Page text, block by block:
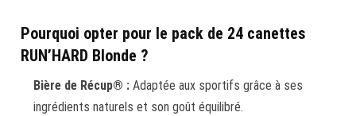
Pourquoi opter pour le pack de 24 canettes
RUN’HARD Blonde ?
Bière de Récup® :Adaptée aux sportifs grâce à ses
ingrédients naturels et son goût équilibré.